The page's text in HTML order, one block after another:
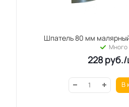
Шпатель 80 мм
Много
228 руб./
В